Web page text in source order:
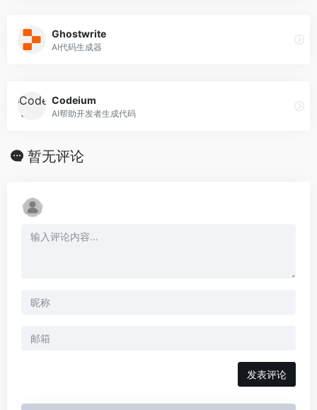
Ghostwrite
AI代码生成器
Codeium
AI帮助开发者生成代码
暂无评论
发表评论